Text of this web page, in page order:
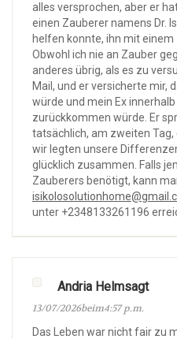
alles versprochen, aber er
einen Zauberer namens Dr.
helfen konnte, ihn mit
Obwohl ich nie an Zauber
anderes übrig, als es zu
Mail, und er versicherte mir,
würde und mein Ex
zurückkommen würde. Er
tatsächlich, am zweiten Tag,
wir legten unsere
glücklich zusammen. Falls
Zauberers benötigt, kann
unter +2348133261196
Andria Helmsagt
13/07/2026beim4:57 p.m.
Das Leben war nicht fair zu